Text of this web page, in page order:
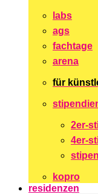
labs
ags
fachtage
arena
für
2er-
4er-
kopro
residenzen